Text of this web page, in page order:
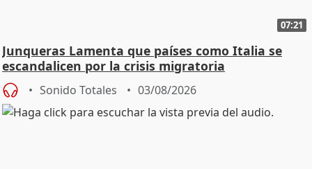
07:21
Junqueras Lamenta que países como Italia se
escandalicen por la crisis migratoria
Sonido Totales 03/08/2026